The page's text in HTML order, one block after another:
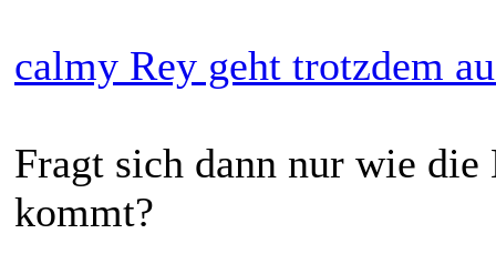
calmy Rey geht trotzdem
Fragt sich dann nur wie
kommt?